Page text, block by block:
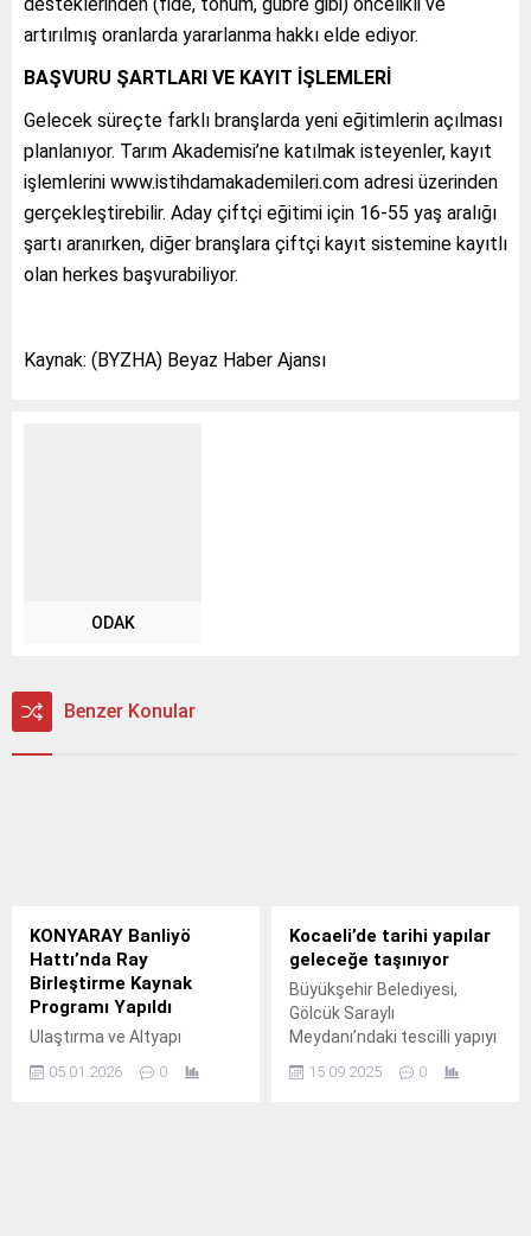
artırılmış oranlarda yararlanma hakkı elde ediyor.
BAŞVURU ŞARTLARI VE KAYIT İŞLEMLERİ
Gelecek süreçte farklı branşlarda yeni eğitimlerin açılması
planlanıyor. Tarım Akademisi’ne katılmak isteyenler, kayıt
işlemlerini www.istihdamakademileri.com adresi üzerinden
gerçekleştirebilir. Aday çiftçi eğitimi için 16-55 yaş aralığı
şartı aranırken, diğer branşlara çiftçi kayıt sistemine kayıtlı
olan herkes başvurabiliyor.
Kaynak: (BYZHA) Beyaz Haber Ajansı
ODAK
Benzer Konular
KONYARAY Banliyö
Hattı’nda Ray
Birleştirme Kaynak
Programı Yapıldı
Ulaştırma ve Altyapı
Büyükşehir Belediyesi
05.01.2026 0
Kocaeli’de tarihi yapılar
geleceğe taşınıyor
Büyükşehir Belediyesi,
Gölcük Saraylı
Meydanı’ndaki tescilli yapıyı
şekilde restore ediyor.
15.09.2025 0